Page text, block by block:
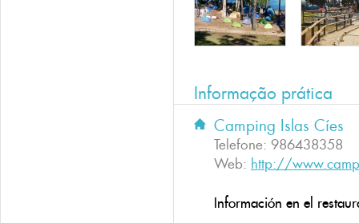
Informação prática
Camping Islas Cíes
Telefone: 986438358
Web: http://
Información en el